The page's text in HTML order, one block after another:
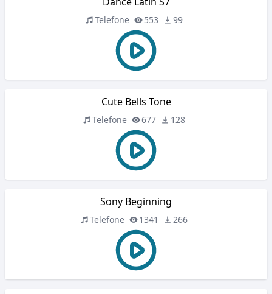
Telefone 553 99
Cute Bells Tone
Telefone 677 128
Sony Beginning
Telefone 1341 266